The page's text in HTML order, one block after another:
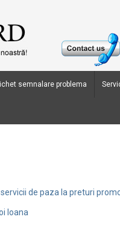
semnalare problema
de paza la preturi
Ioana